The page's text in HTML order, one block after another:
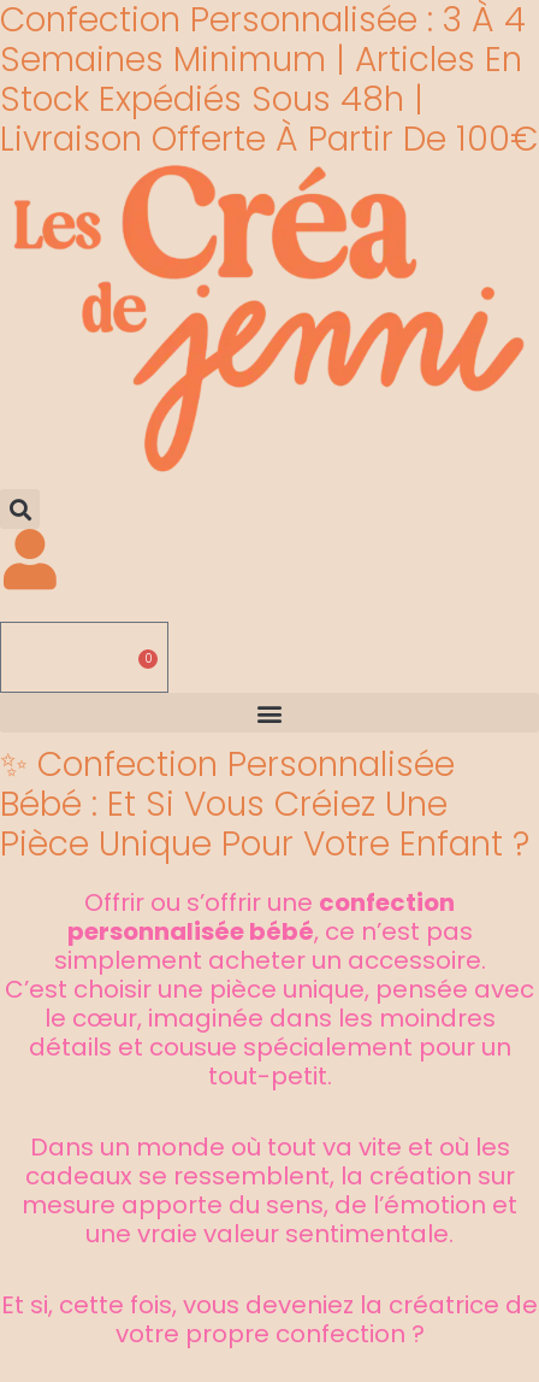
Aller
au
contenu
Confection Personnalisée : 3 À 4
Semaines Minimum | Articles En
Stock Expédiés Sous 48h |
Livraison Offerte À Partir De 100€
0
Panier
✨ Confection Personnalisée
Bébé : Et Si Vous Créiez Une
Pièce Unique Pour Votre Enfant ?
Offrir ou s’offrir une confection
personnalisée bébé, ce n’est pas
simplement acheter un accessoire.
C’est choisir une pièce unique, pensée avec
le cœur, imaginée dans les moindres
détails et cousue spécialement pour un
tout-petit.
Dans un monde où tout va vite et où les
cadeaux se ressemblent, la création sur
mesure apporte du sens, de l’émotion et
une vraie valeur sentimentale.
Et si, cette fois, vous deveniez la créatrice de
votre propre confection ?